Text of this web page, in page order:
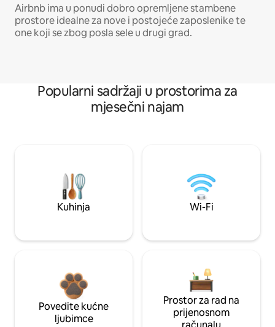
Airbnb ima u ponudi dobro opremljene stambene
prostore idealne za nove i postojeće zaposlenike te
one koji se zbog posla sele u drugi grad.
Popularni sadržaji u prostorima za
mjesečni najam
Kuhinja Wi-Fi
Povedite kućne
ljubimce
Prostor za rad na
prijenosnom